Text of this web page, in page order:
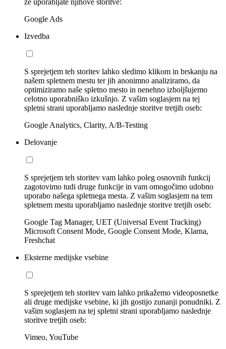
Google Ads
Izvedba
S sprejetjem teh storitev lahko sledimo klikom in brskanju na
našem spletnem mestu ter jih anonimno analiziramo, da
optimiziramo naše spletno mesto in nenehno izboljšujemo
celotno uporabniško izkušnjo. Z vašim soglasjem na tej
spletni strani uporabljamo naslednje storitve tretjih oseb:
Google Analytics, Clarity, A/B-Testing
Delovanje
S sprejetjem teh storitev vam lahko poleg osnovnih funkcij
zagotovimo tudi druge funkcije in vam omogočimo udobno
uporabo našega spletnega mesta. Z vašim soglasjem na tem
spletnem mestu uporabljamo naslednje storitve tretjih oseb:
Google Tag Manager, UET (Universal Event Tracking)
Microsoft Consent Mode, Google Consent Mode, Klarna,
Freshchat
Eksterne medijske vsebine
S sprejetjem teh storitev vam lahko prikažemo videoposnetke
ali druge medijske vsebine, ki jih gostijo zunanji ponudniki. Z
vašim soglasjem na tej spletni strani uporabljamo naslednje
storitve tretjih oseb:
Vimeo, YouTube